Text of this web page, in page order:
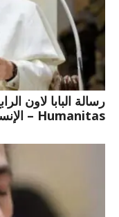
Humanitas – الإنسانيّة الرائعة»